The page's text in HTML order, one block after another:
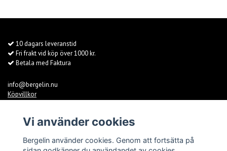
10 dagars leveranstid
Fri frakt vid köp över 1000 kr.
Betala med Faktura
info@bergelin.nu
Köpvillkor
Om ossVi använder cookies
Bergelin använder cookies. Genom att fortsätta på